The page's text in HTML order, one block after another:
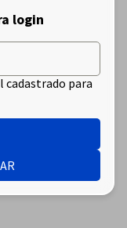
login
cadastrado para